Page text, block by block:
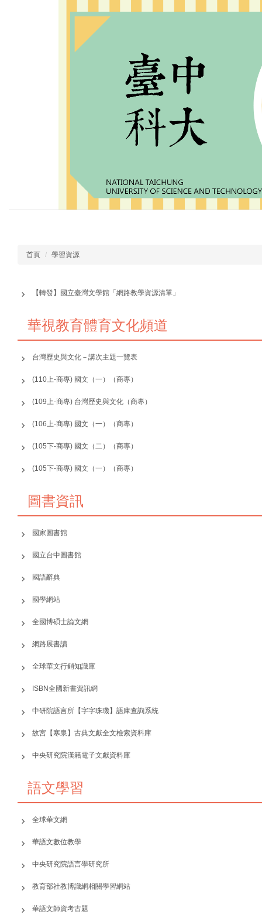
關於本系
學生事務
成果展示
活動風采
藝文資訊
學習資源
系友專區
首頁 學習資源
【轉發】國立臺灣文學館「網路教學資源清單」
華視教育體育文化頻道
台灣歷史與文化－講次主題一覽表
(110上-商專) 國文（一）（商專）
(109上-商專) 台灣歷史與文化（商專）
(106上-商專) 國文（一）（商專）
(105下-商專) 國文（二）（商專）
(105下-商專) 國文（一）（商專）
圖書資訊
國家圖書館
國立台中圖書館
國語辭典
國學網站
全國博碩士論文網
網路展書讀
全球華文行銷知識庫
ISBN全國新書資訊網
中研院語言所【字字珠璣】語庫查詢系統
故宮【寒泉】古典文獻全文檢索資料庫
中央研究院漢籍電子文獻資料庫
語文學習
全球華文網
華語文數位教學
中央研究院語言學研究所
教育部社教博識網相關學習網站
華語文師資考古題